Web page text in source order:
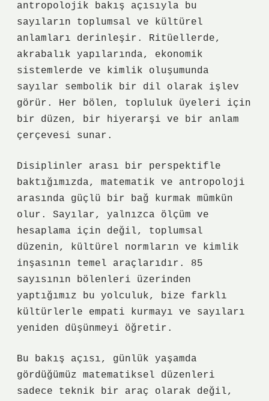
antropolojik bakış açısıyla bu
sayıların toplumsal ve kültürel
anlamları derinleşir. Ritüellerde,
akrabalık yapılarında, ekonomik
sistemlerde ve kimlik oluşumunda
sayılar sembolik bir dil olarak işlev
görür. Her bölen, topluluk üyeleri için
bir düzen, bir hiyerarşi ve bir anlam
çerçevesi sunar.
Disiplinler arası bir perspektifle
baktığımızda, matematik ve antropoloji
arasında güçlü bir bağ kurmak mümkün
olur. Sayılar, yalnızca ölçüm ve
hesaplama için değil, toplumsal
düzenin, kültürel normların ve kimlik
inşasının temel araçlarıdır. 85
sayısının bölenleri üzerinden
yaptığımız bu yolculuk, bize farklı
kültürlerle empati kurmayı ve sayıları
yeniden düşünmeyi öğretir.
Bu bakış açısı, günlük yaşamda
gördüğümüz matematiksel düzenleri
sadece teknik bir araç olarak değil,